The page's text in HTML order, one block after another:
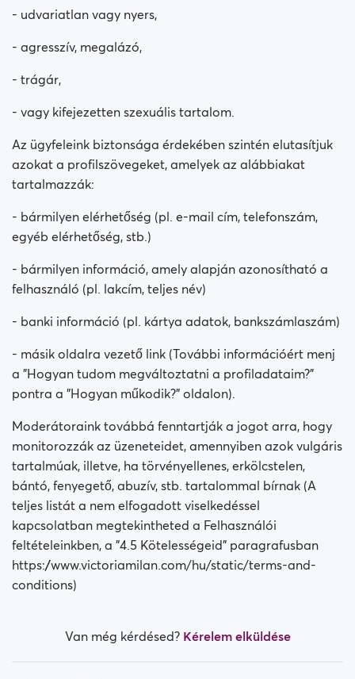
- udvariatlan vagy nyers,
- agresszív, megalázó,
- trágár,
- vagy kifejezetten szexuális tartalom.
Az ügyfeleink biztonsága érdekében szintén elutasítjuk
azokat a profilszövegeket, amelyek az alábbiakat
tartalmazzák:
- bármilyen elérhetőség (pl. e-mail cím, telefonszám,
egyéb elérhetőség, stb.)
- bármilyen információ, amely alapján azonosítható a
felhasználó (pl. lakcím, teljes név)
- banki információ (pl. kártya adatok, bankszámlaszám)
- másik oldalra vezető link (További információért menj
a "Hogyan tudom megváltoztatni a profiladataim?"
pontra a "Hogyan műkodik?" oldalon).
Moderátoraink továbbá fenntartják a jogot arra, hogy
monitorozzák az üzeneteidet, amennyiben azok vulgáris
tartalmúak, illetve, ha törvényellenes, erkölcstelen,
bántó, fenyegető, abuzív, stb. tartalommal bírnak (A
teljes listát a nem elfogadott viselkedéssel
kapcsolatban megtekintheted a Felhasználói
feltételeinkben, a "4.5 Kötelességeid" paragrafusban
https://www.victoriamilan.com/hu/static/terms-and-
conditions)
Van még kérdésed? Kérelem elküldése